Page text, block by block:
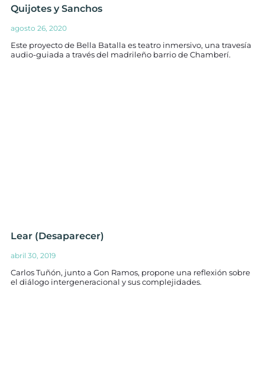
Quijotes y Sanchos
agosto 26, 2020
Este proyecto de Bella Batalla es teatro inmersivo, una travesía
audio-guiada a través del madrileño barrio de Chamberí.
Lear (Desaparecer)
abril 30, 2019
Carlos Tuñón, junto a Gon Ramos, propone una reflexión sobre
el diálogo intergeneracional y sus complejidades.